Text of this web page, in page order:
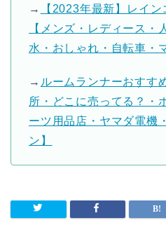
→
【2023年最新】レイ
【メンズ・レディース・
水・おしゃれ・自転車・
→ ルームランナーおすす
所・どこに売ってる？・
ーツ用品店・ヤマダ電機
ン】